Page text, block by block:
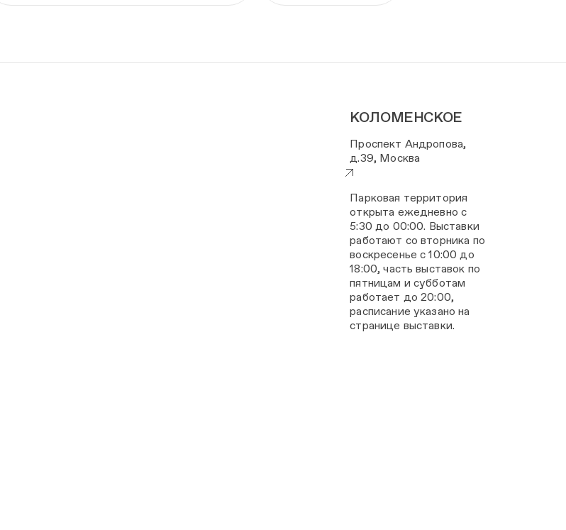
КОЛОМЕНСКОЕ
Проспект Андропова,
д.39, Москва
Парковая территория
открыта ежедневно с
5:30 до 00:00. Выставки
работают со вторника по
воскресенье с 10:00 до
18:00, часть выставок по
пятницам и субботам
работает до 20:00,
расписание указано на
странице выставки.